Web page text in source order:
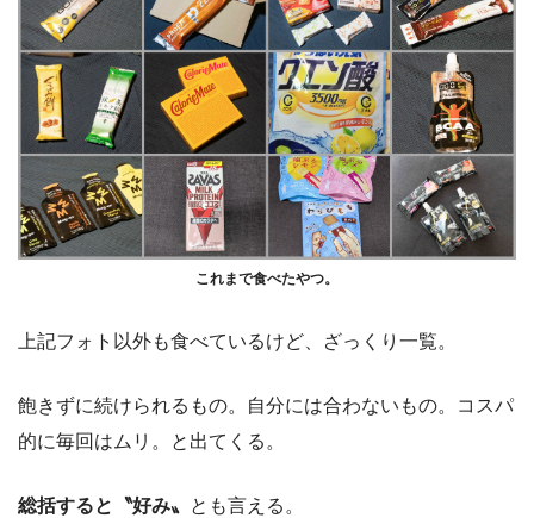
これまで食べたやつ。
上記フォト以外も食べているけど、ざっくり一覧。
飽きずに続けられるもの。自分には合わないもの。コスパ
的に毎回はムリ。と出てくる。
総括すると〝好み〟
とも言える。